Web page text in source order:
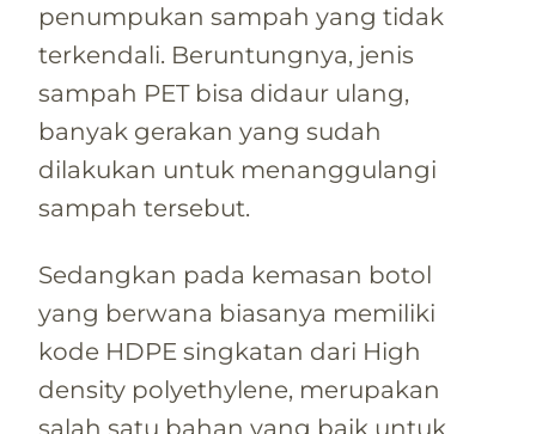
penumpukan sampah yang tidak
terkendali. Beruntungnya, jenis
sampah PET bisa didaur ulang,
banyak gerakan yang sudah
dilakukan untuk menanggulangi
sampah tersebut.
Sedangkan pada kemasan botol
yang berwana biasanya memiliki
kode HDPE singkatan dari High
density polyethylene, merupakan
salah satu bahan yang baik untuk